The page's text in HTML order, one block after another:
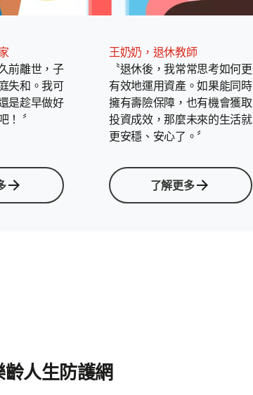
前離世，子
失和。我可
是趁早做好
〞
王奶奶，退休教師
〝退休後，我常常思考如何更
有效地運用資產。如果能同時
擁有壽險保障，也有機會獲取
投資成效，那麼未來的生活就
更安穩、安心了。〞
了解更多
人生防護網